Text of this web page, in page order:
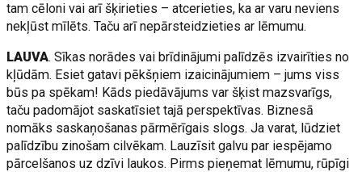
tam cēloni vai arī šķirieties – atcerieties, ka ar varu neviens
nekļūst mīlēts. Taču arī nepārsteidzieties ar lēmumu.
LAUVA. Sīkas norādes vai brīdinājumi palīdzēs izvairīties no
kļūdām. Esiet gatavi pēkšņiem izaicinājumiem – jums viss
būs pa spēkam! Kāds piedāvājums var šķist mazsvarīgs,
taču padomājot saskatīsiet tajā perspektīvas. Biznesā
nomāks saskaņošanas pārmērīgais slogs. Ja varat, lūdziet
palīdzību zinošam cilvēkam. Lauzīsit galvu par iespējamo
pārcelšanos uz dzīvi laukos. Pirms pieņemat lēmumu, rūpīgi